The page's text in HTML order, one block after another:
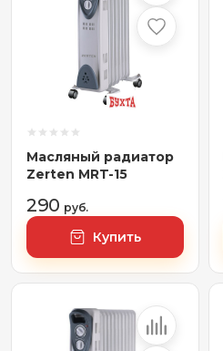
Масляный радиатор
Zerten MRT-15
290 руб.
Купить